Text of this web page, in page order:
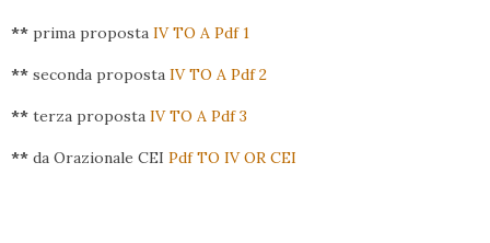
** prima proposta IV TO A Pdf 1
** seconda proposta IV TO A Pdf 2
** terza proposta IV TO A Pdf 3
** da Orazionale CEI Pdf TO IV OR CEI